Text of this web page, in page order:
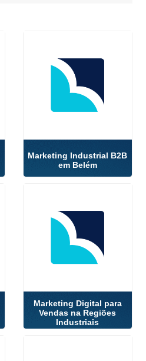
Marketing Industrial B2B
em Belém
Marketing Digital para
Vendas na Regiões
Industriais